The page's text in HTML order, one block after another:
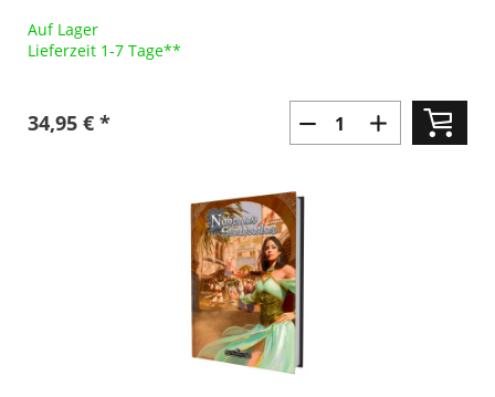
Auf Lager
Lieferzeit 1-7 Tage**
34,95 € *